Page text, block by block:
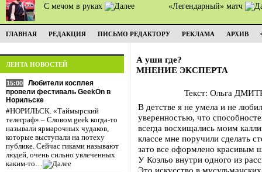
С мечом в руках «Легендарный» матч
ГЛАВНАЯ РЕДАКЦИЯ ПИСЬМО РЕДАКТОРУ РЕКЛАМА АРХИВ
ЛЕНТА НОВОСТЕЙ
15:00
Любители косплея
провели фестиваль GeekOn в
Норильске
#НОРИЛЬСК. «Таймырский
телеграф» – Словом geek когда-то
называли ярмарочных чудаков,
которые выступали на потеху
публике. Сейчас гиками называют
людей, очень сильно увлеченных
каким-то…
А уши где?
МНЕНИЕ ЭКСПЕРТА
Текст: Ольга
В детстве я не умела и не
уверенностью, что
всегда восхищались моим
классе мне поручили сделать
зато все оформлено красивым
У Коэльо внутри одного из
Это искусство в